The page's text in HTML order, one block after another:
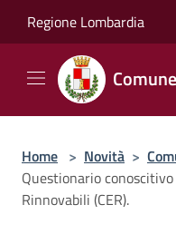
Regione Lombardia
Home > Novità >
Questionario
Rinnovabili (CER).